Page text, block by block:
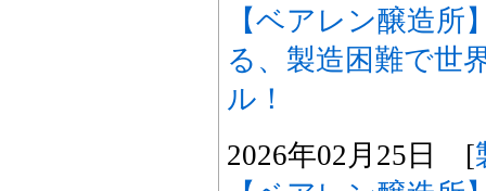
【ベアレン醸造所
る、製造困難で世
ル！
2026年02月25日 [